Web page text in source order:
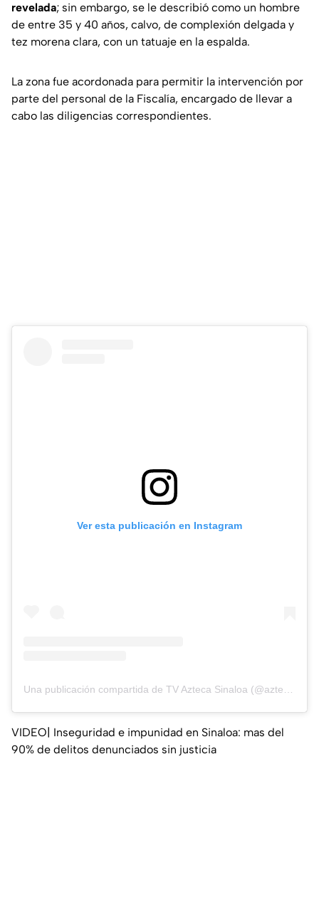
revelada; sin embargo, se le describió como un hombre
de entre 35 y 40 años, calvo, de complexión delgada y
tez morena clara, con un tatuaje en la espalda.
La zona fue acordonada para permitir la intervención por
parte del personal de la Fiscalía, encargado de llevar a
cabo las diligencias correspondientes.
Ver esta publicación en Instagram
Una publicación compartida de TV Azteca Sinaloa (@aztecasinaloa)
VIDEO| Inseguridad e impunidad en Sinaloa: mas del
90% de delitos denunciados sin justicia